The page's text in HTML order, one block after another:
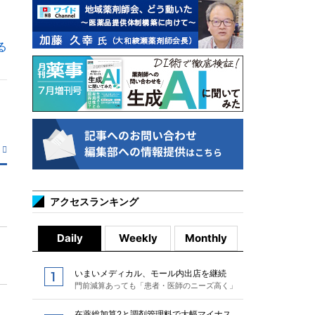
アクセスランキング
Daily Weekly Monthly
いまいメディカル、モール内出店を継続
門前減算あっても「患者・医師のニーズ高く」